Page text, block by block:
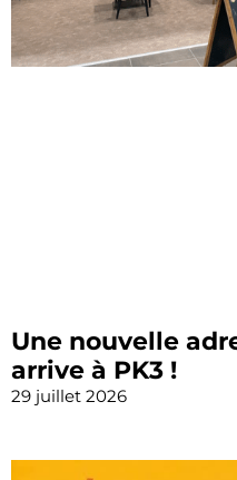
Une nouvelle
arrive à PK3 !
29 juillet 2026